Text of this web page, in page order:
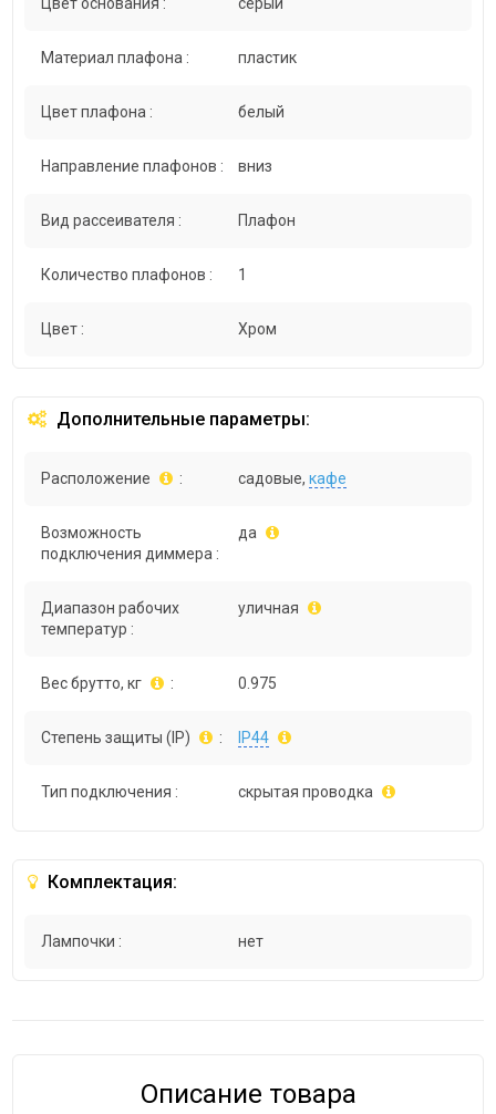
Материал плафона : пластик
Цвет плафона : белый
Направление плафонов : вниз
Вид рассеивателя : Плафон
Количество плафонов : 1
Цвет : Хром
Дополнительные параметры:
Расположение : садовые,кафе
Возможность
подключения диммера :
да
Диапазон рабочих
температур :
уличная
Вес брутто, кг : 0.975
Степень защиты (IP) : IP44
Тип подключения : скрытая проводка
Комплектация:
Лампочки : нет
Описание товара